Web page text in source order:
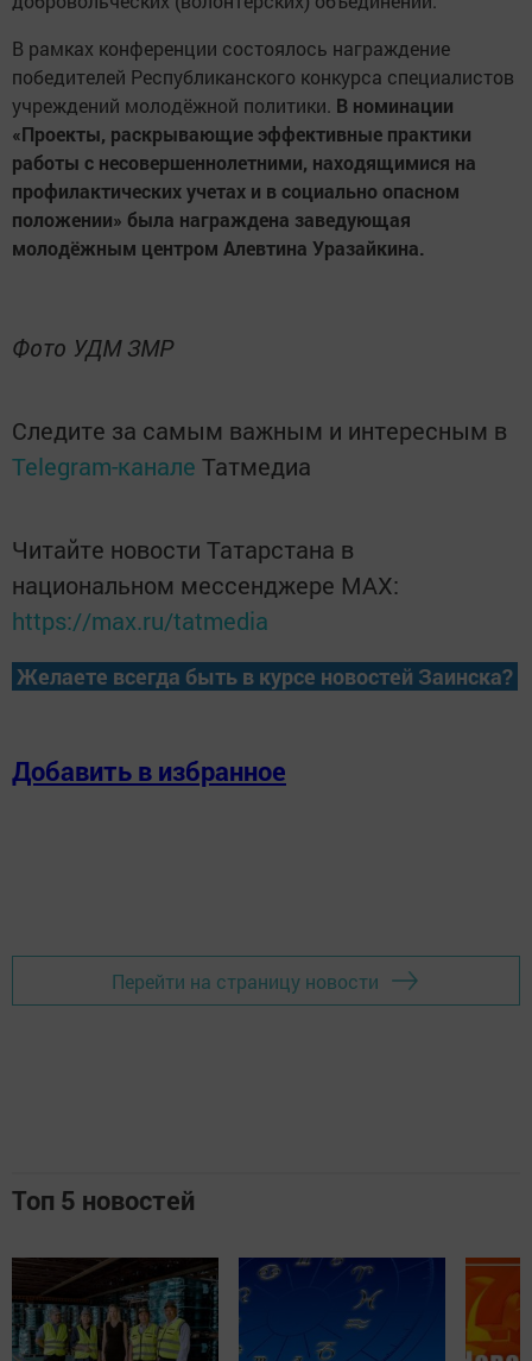
В рамках конференции состоялось награждение
победителей Республиканского конкурса специалистов
учреждений молодёжной политики. В номинации
«Проекты, раскрывающие эффективные практики
работы с несовершеннолетними, находящимися на
профилактических учетах и в социально опасном
положении» была награждена заведующая
молодёжным центром Алевтина Уразайкина.
Фото УДМ ЗМР
Следите за самым важным и интересным в
Telegram-канале Татмедиа
Читайте новости Татарстана в
национальном мессенджере MАХ:
https://max.ru/tatmedia
Желаете всегда быть в курсе новостей Заинска?
Добавить в избранное
Перейти на страницу новости
Топ 5 новостей